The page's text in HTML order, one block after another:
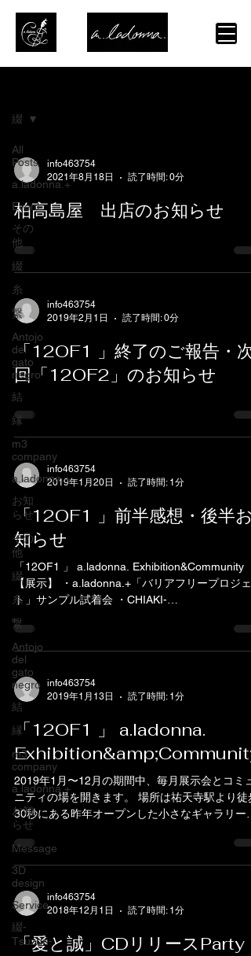
All
Posts
a.ladonna.+
Event
その
他
綴
糸
繋
Antojo
del
gato
negro
結
縁
m3
company
a.ladonna.+
お知
らせ
その
他
綴
糸
繋
Antojo
del
gato
negro
結
縁
m3
company
a.ladonna.+
お知
らせ
Message
3D
design
Service
綴-
Tsuzuri-
綴
info463754
2021年8月18日
読了時間: 0分
柏高島屋 出店のお知らせ
info463754
2019年2月1日
読了時間: 0分
「12OF1 」終了のご報告・次
回「12OF2」のお知らせ
info463754
2019年1月20日
読了時間: 1分
「12OF1 」前半感想・後半お
知らせ
「12OF1 」 a.ladonna. Exhibition&Community
【展示】 ・a.ladonna.+「バリアフリープロジェ
ト」サンプル試着会 ・CHIAKI-
a.ladonna.JAPAN「綴」展示販売 【第1回日時】
月18日（金）〜24日（木）...
info463754
2019年1月13日
読了時間: 1分
「12OF1 」 a.ladonna.
Exhibition&amp;Community
2019年1月〜12月の期間中、毎月展示会とコミュ
ニティの場を開きます。 場所は祐天寺駅より徒
30秒にある昨年オープンした小さなギャラリーで
す。 道路に面している一階のギャラリーなので
車椅子やベビーカーの方々にもお越しいただけれ
ばと思います。...
info463754
2018年12月1日
読了時間: 1分
「愛と誠」CDリリースParty